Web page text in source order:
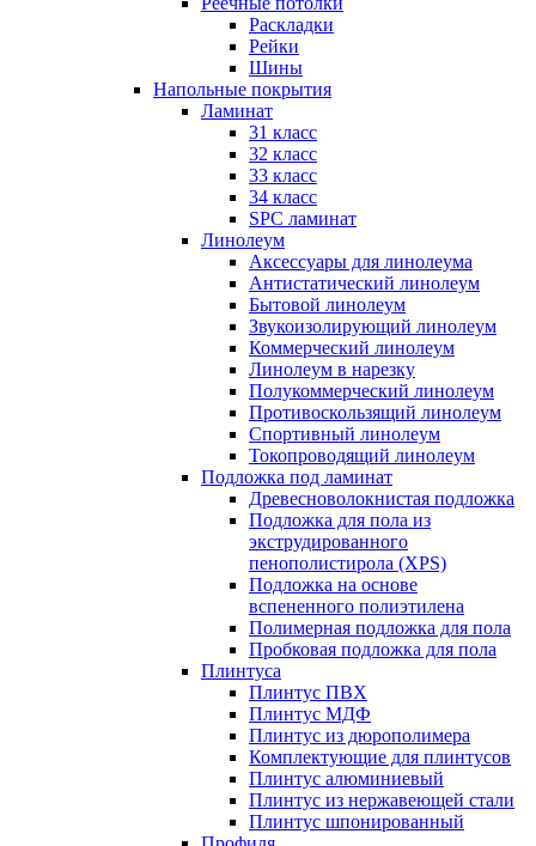
Раскладки
Рейки
Шины
Напольные покрытия
Ламинат
31 класс
32 класс
33 класс
34 класс
SPC ламинат
Линолеум
Аксессуары для линолеума
Антистатический линолеум
Бытовой линолеум
Звукоизолирующий линолеум
Коммерческий линолеум
Линолеум в нарезку
Полукоммерческий линолеум
Противоскользящий линолеум
Спортивный линолеум
Токопроводящий линолеум
Подложка под ламинат
Древесноволокнистая подложка
Подложка для пола из
экструдированного
пенополистирола (XPS)
Подложка на основе
вспененного полиэтилена
Полимерная подложка для пола
Пробковая подложка для пола
Плинтуса
Плинтус ПВХ
Плинтус МДФ
Плинтус из дюрополимера
Комплектующие для плинтусов
Плинтус алюминиевый
Плинтус из нержавеющей стали
Плинтус шпонированный